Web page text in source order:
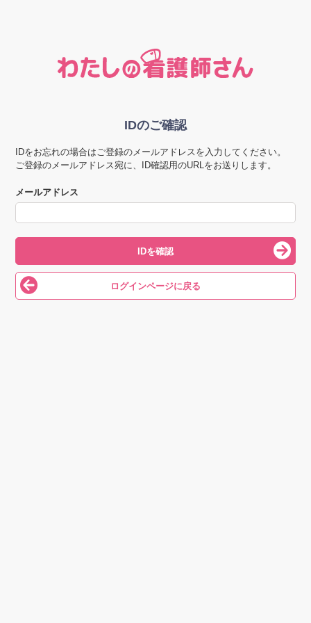
IDのご確認
IDをお忘れの場合はご登録のメールアドレスを入力してください。
ご登録のメールアドレス宛に、ID確認用のURLをお送りします。
メールアドレス
IDを確認
ログインページに戻る